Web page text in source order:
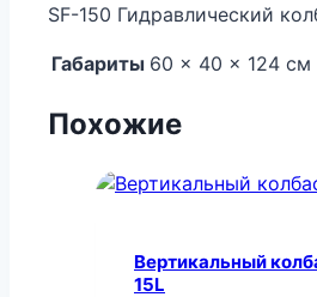
SF-150 Гидравлический
Габариты 60 × 40 × 124 см
Похожие
Вертикальный
15L